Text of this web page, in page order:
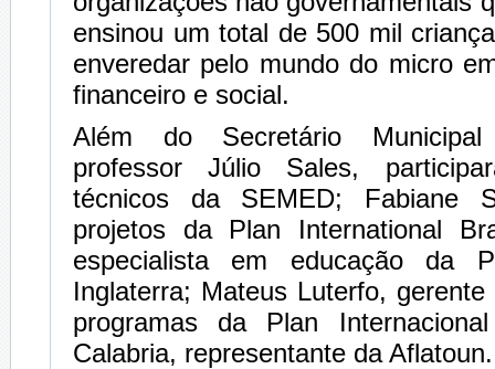
ensinou um total de 500 mil
enveredar pelo mundo do micro
financeiro e social.
Além do Secretário
professor Júlio Sales,
técnicos da SEMED; Fabiane
projetos da Plan International
especialista em educação da
Inglaterra; Mateus Luterfo,
programas da Plan
Calabria, representante da Aflatoun.